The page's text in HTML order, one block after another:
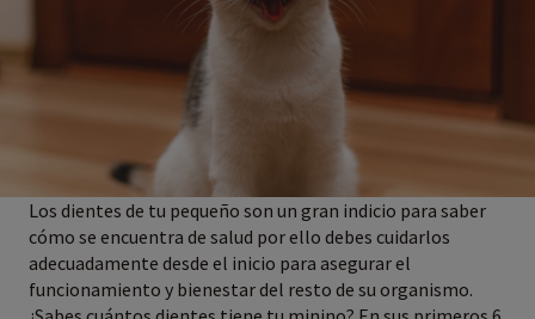
Los dientes de tu pequeño son un gran indicio para saber
cómo se encuentra de salud por ello debes cuidarlos
adecuadamente desde el inicio para asegurar el
funcionamiento y bienestar del resto de su organismo.